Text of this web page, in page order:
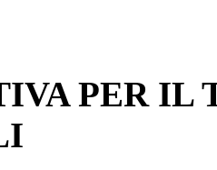
PER IL